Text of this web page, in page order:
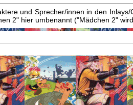
und Sprecher/innen in den
2" hier umbenannt ("Mädchen 2"